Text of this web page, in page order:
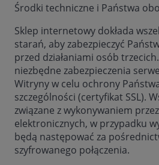
Środki techniczne i Państwa
Sklep internetowy dokłada
starań, aby zabezpieczyć
przed działaniami osób
niezbędne zabezpieczenia
Witryny w celu ochrony
szczególności (certyfikat SSL).
związane z wykonywaniem
elektronicznych, w przypadku
będą następować za
szyfrowanego połączenia.